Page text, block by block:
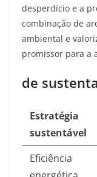
desperdício e a
combinação de
ambiental e
promissor para a
de
Estratégia
sustentável
Eficiência